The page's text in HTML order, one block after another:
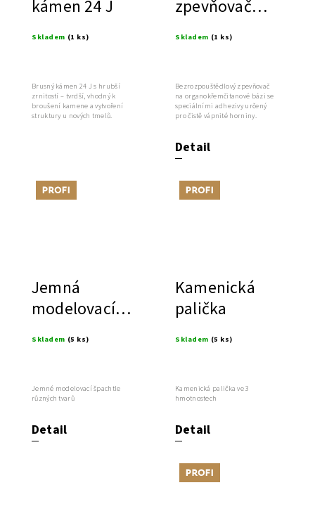
kámen 24 J
Skladem (1 ks)
Brusný kámen 24 J s hrubší
zrnitostí – tvrdší, vhodný k
broušení kamene a vytvoření
struktury u nových tmelů.
zpevňovač
vápenec
Skladem (1 ks)
Detail
Bezrozpouštědlový zpevňovač
na organokřemčitanové bázi se
speciálními adhezivy určený
pro čistě vápnité horniny.
Tip
Jemná
modelovací
Skladem (5 ks)
Detail
Jemné modelovací špachtle
různých tvarů
Tip
Kamenická
palička
Skladem (5 ks)
Detail
Kamenická palička ve 3
hmotnostech
Tip